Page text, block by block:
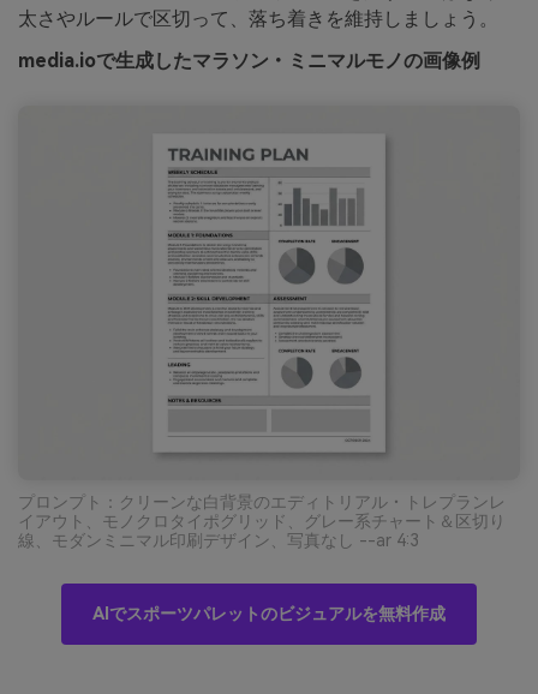
太さやルールで区切って、落ち着きを維持しましょう。
media.ioで生成したマラソン・ミニマルモノの画像例
プロンプト：クリーンな白背景のエディトリアル・トレプランレ
イアウト、モノクロタイポグリッド、グレー系チャート＆区切り
線、モダンミニマル印刷デザイン、写真なし --ar 4:3
AIでスポーツパレットのビジュアルを無料作成